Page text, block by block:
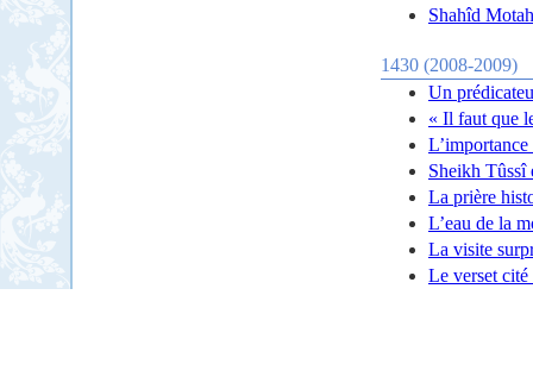
Shahîd
1430 (2008-2009)
Un
« Il faut que
Sheikh Tûssî
La prière
L’eau de la
La visite
Le verset